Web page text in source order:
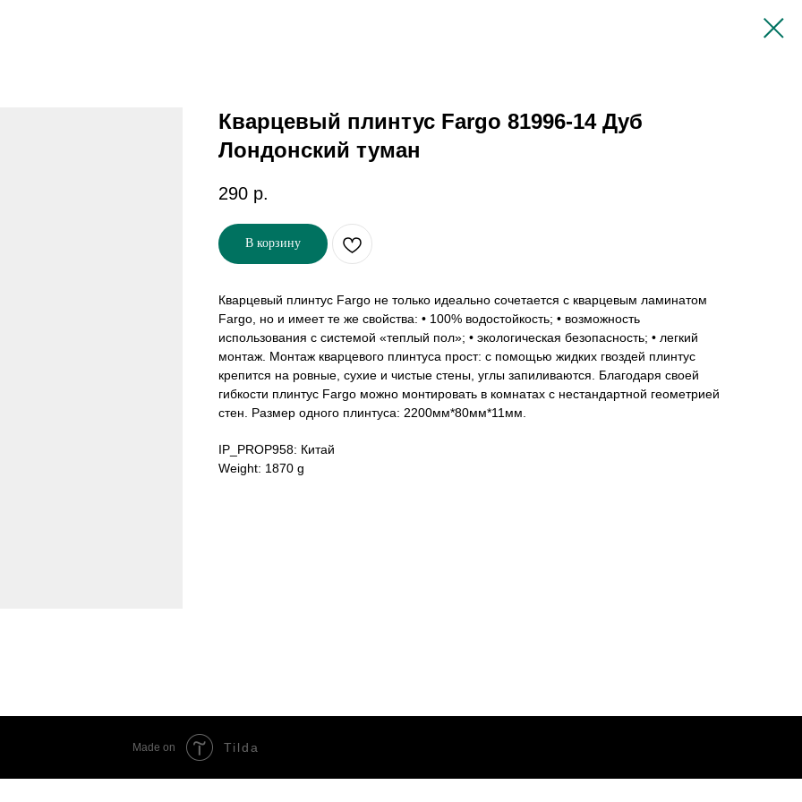
Кварцевый плинтус Fargo 81996-14 Дуб
Лондонский туман
290 р.
В корзину
Кварцевый плинтус Fargo не только идеально сочетается с кварцевым ламинатом
Fargo, но и имеет те же свойства: • 100% водостойкость; • возможность
использования с системой «теплый пол»; • экологическая безопасность; • легкий
монтаж. Монтаж кварцевого плинтуса прост: с помощью жидких гвоздей плинтус
крепится на ровные, сухие и чистые стены, углы запиливаются. Благодаря своей
гибкости плинтус Fargo можно монтировать в комнатах с нестандартной геометрией
стен. Размер одного плинтуса: 2200мм*80мм*11мм.
IP_PROP958: Китай
Weight: 1870 g
Made on Tilda